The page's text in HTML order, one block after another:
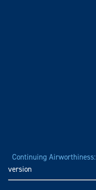
Continuing Airworthiness:
version